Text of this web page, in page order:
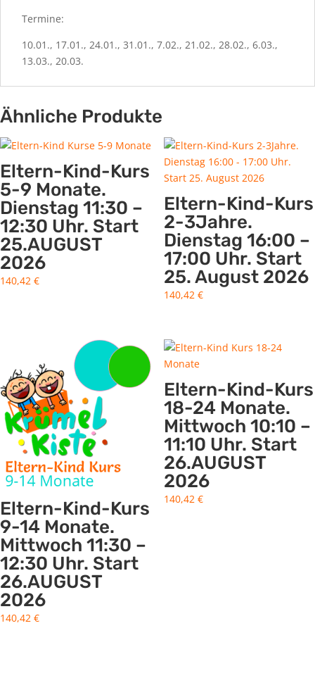
Termine:
10.01., 17.01., 24.01., 31.01., 7.02., 21.02., 28.02., 6.03.,
13.03., 20.03.
Ähnliche Produkte
Eltern-Kind-Kurs
5-9 Monate.
Dienstag 11:30 –
12:30 Uhr. Start
25.AUGUST
2026
140,42 €
Eltern-Kind-Kurs
2-3Jahre.
Dienstag 16:00 –
17:00 Uhr. Start
25. August 2026
140,42 €
Eltern-Kind-Kurs
9-14 Monate.
Mittwoch 11:30 –
12:30 Uhr. Start
26.AUGUST
2026
140,42 €
Eltern-Kind-Kurs
18-24 Monate.
Mittwoch 10:10 –
11:10 Uhr. Start
26.AUGUST
2026
140,42 €